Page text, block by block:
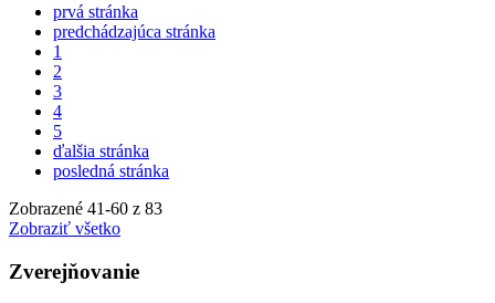
prvá stránka
predchádzajúca stránka
1
2
3
4
5
ďalšia stránka
posledná stránka
Zobrazené 41-60 z 83
Zobraziť všetko
Zverejňovanie